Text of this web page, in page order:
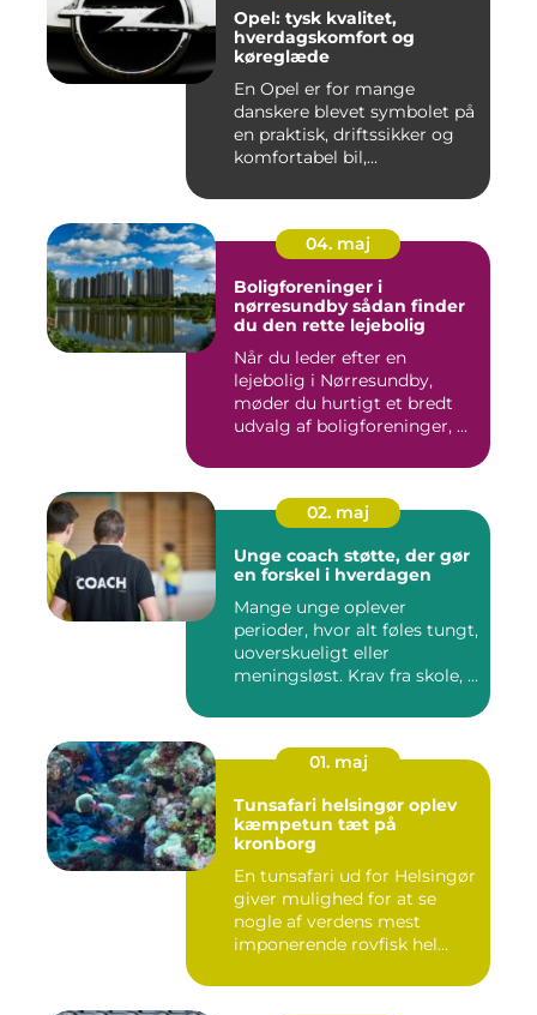
Opel: tysk kvalitet,
hverdagskomfort og
køreglæde
En Opel er for mange
danskere blevet symbolet på
en praktisk, driftssikker og
komfortabel bil,...
04. maj
Boligforeninger i
nørresundby sådan finder
du den rette lejebolig
Når du leder efter en
lejebolig i Nørresundby,
møder du hurtigt et bredt
udvalg af boligforeninger, ...
02. maj
Unge coach støtte, der gør
en forskel i hverdagen
Mange unge oplever
perioder, hvor alt føles tungt,
uoverskueligt eller
meningsløst. Krav fra skole, ...
01. maj
Tunsafari helsingør oplev
kæmpetun tæt på
kronborg
En tunsafari ud for Helsingør
giver mulighed for at se
nogle af verdens mest
imponerende rovfisk hel...